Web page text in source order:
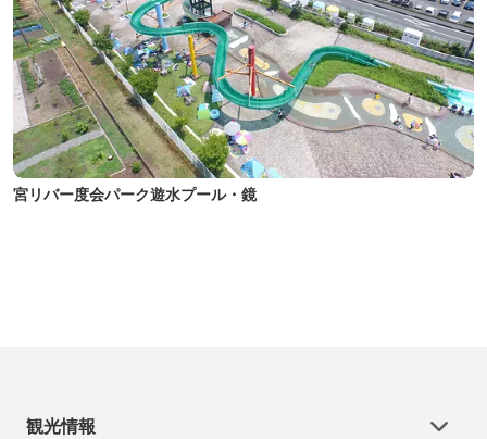
宮リバー度会パーク遊水プール・鏡
観光情報